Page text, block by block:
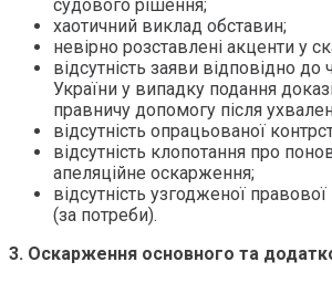
судового рішення;
хаотичний виклад обставин;
невірно розставлені акценти у
відсутність заяви відповідно
України у випадку подання
правничу допомогу після
відсутність опрацьованої
відсутність клопотання про
апеляційне оскарження;
відсутність узгодженої правової
(за потреби).
3. Оскарження основного та